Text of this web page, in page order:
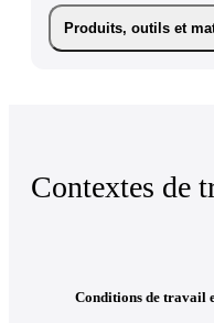
Produits, outils et
Contextes de
Conditions de travail